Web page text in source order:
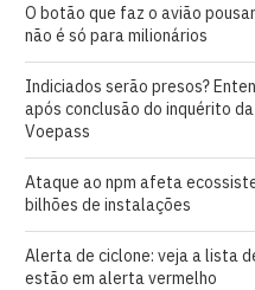
O botão que faz o avião
não é só para milionários
Indiciados serão presos?
após conclusão do inquérito
Voepass
Ataque ao npm afeta
bilhões de instalações
Alerta de ciclone: veja a lista
estão em alerta vermelho